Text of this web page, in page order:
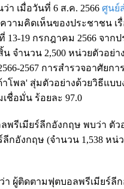
ว่า เมื่อวันที่ 6 ส.ค. 2566 ศูนย์
ความคิดเห็นของประชาชน เ
13-19 กรกฎาคม 2566 จ
จำนวน 2,500 หน่วยตัวอย่
2567 การสำรวจอาศั
โพล' สุ่มตัวอย่างด้วยวิธีแบบ
อมั่น ร้อยละ 97.0
รีเมียร์ลีกอังกฤษ พบว่า ตัว
อังกฤษ (จำนวน 1,538 หน่
ว่า ผู้ติดตามฟุตบอลพรีเมียร์